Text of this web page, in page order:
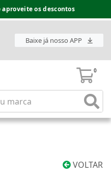
no acesso superior
Baixe já nosso APP
0
VOLTAR